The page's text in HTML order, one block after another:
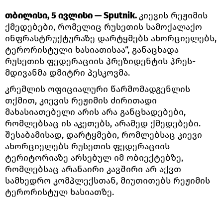
თბილისი, 5 ივლისი — Sputnik.კიევის რეჟიმის
ქმედებები, რომელიც რუსეთის სამოქალაქო
ინფრასტრუქტურაზე დარტყმებს ახორციელებს,
ტერორისტული ხასიათისაა“, განაცხადა
რუსეთის ფედერაციის პრეზიდენტის პრეს-
მდივანმა დმიტრი პესკოვმა.
კრემლის ოფიციალური წარმომადგენლის
თქმით, კიევის რეჟიმის ძირითადი
მახასიათებელი არის არა განცხადებები,
რომლებსაც ის აკეთებს, არამედ ქმედებები.
შესაბამისად, დარტყმები, რომლებსაც კიევი
ახორციელებს რუსეთის ფედერაციის
ტერიტორიაზე არსებულ იმ ობიექტებზე,
რომლებსაც არანაირი კავშირი არ აქვთ
სამხედრო კომპლექსთან, მიუთითებს რეჟიმის
ტერორისტულ ხასიათზე.